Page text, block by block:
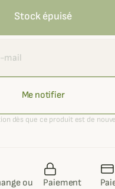
Stock épuisé
Me notifier
dès que ce produit est de
ou
Paiement